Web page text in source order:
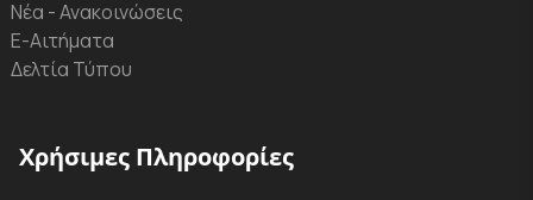
Νέα - Ανακοινώσεις
Ε-Αιτήματα
Δελτία Τύπου
Χρήσιμες Πληροφορίες